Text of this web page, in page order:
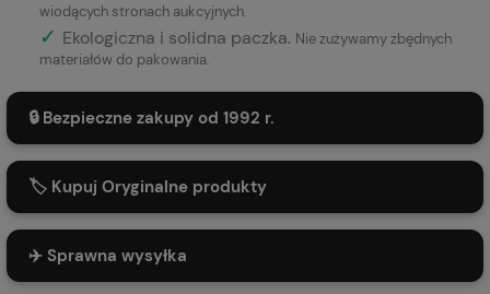
wiodących stronach aukcyjnych.
✓ Ekologiczna i solidna paczka. Nie zużywamy zbędnych
materiałów do pakowania.
🔒 Bezpieczne zakupy od 1992 r.
🏷️ Kupuj Oryginalne produkty
✈️ Sprawna wysyłka